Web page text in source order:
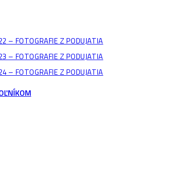
– FOTOGRAFIE Z PODUJATIA
– FOTOGRAFIE Z PODUJATIA
– FOTOGRAFIE Z PODUJATIA